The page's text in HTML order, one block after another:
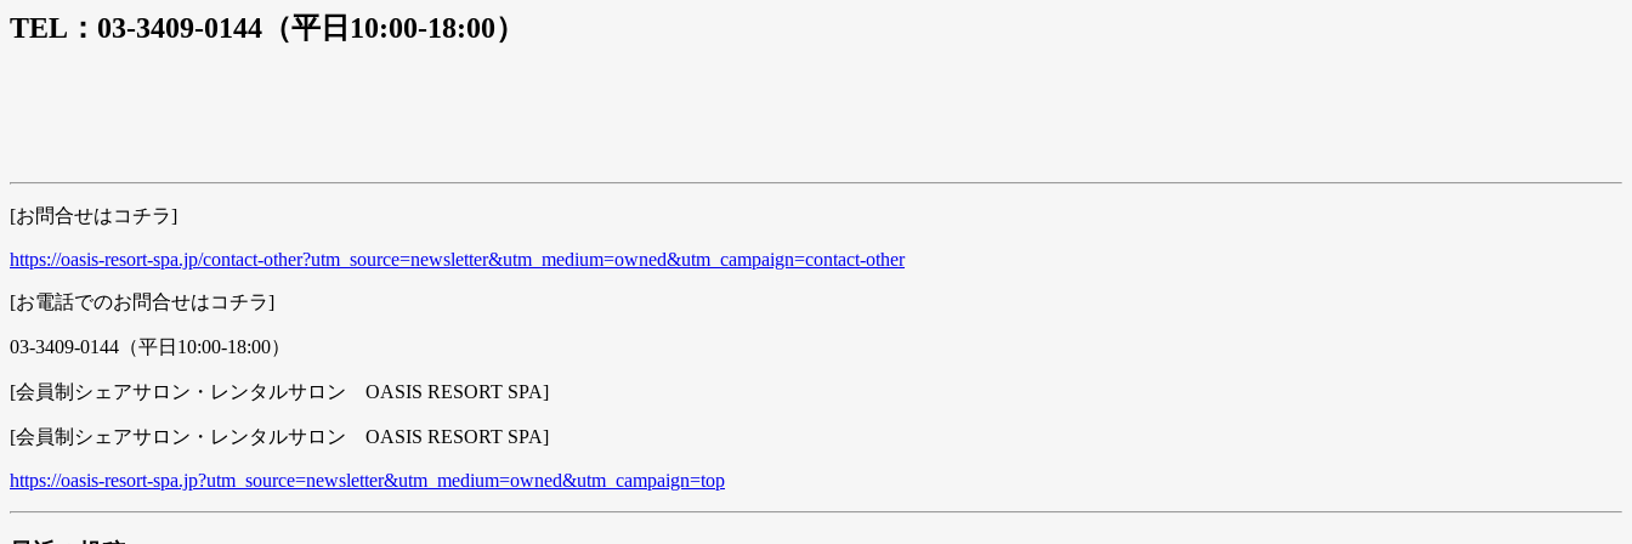
TEL：03-3409-0144（平日10:00-18:00）
[お問合せはコチラ]
https://oasis-resort-spa.jp/contact-other?utm_source=newsletter&utm_medium=owned&utm_campaign=contact-other
[お電話でのお問合せはコチラ]
03-3409-0144（平日10:00-18:00）
[会員制シェアサロン・レンタルサロン OASIS RESORT SPA]
[会員制シェアサロン・レンタルサロン OASIS RESORT SPA]
https://oasis-resort-spa.jp?utm_source=newsletter&utm_medium=owned&utm_campaign=top